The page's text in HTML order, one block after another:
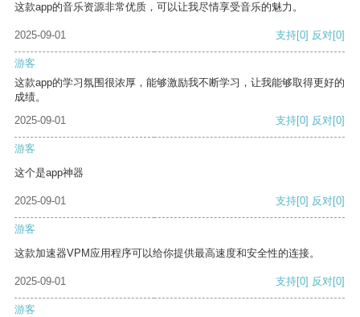
这款app的音乐资源非常优质，可以让我尽情享受音乐的魅力。
2025-09-01 支持[0] 反对[0]
游客
这款app的学习氛围很浓厚，能够激励我不断学习，让我能够取得更好的
成绩。
2025-09-01
支持[0] 反对[0]
游客
这个是app神器
2025-09-01 支持[0] 反对[0]
游客
这款加速器VPM应用程序可以给你提供最高速度和安全性的连接。
2025-09-01 支持[0] 反对[0]
游客